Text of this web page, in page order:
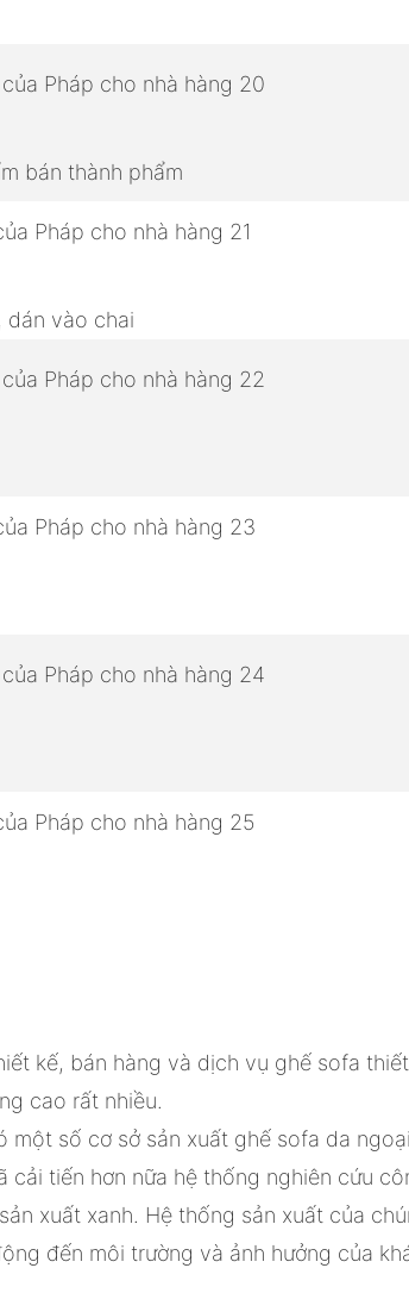
bán thành phẩm
dán vào chai
kế, bán hàng và dịch vụ ghế sofa
cao rất nhiều.
số cơ sở sản xuất ghế sofa da
cải tiến hơn nữa hệ thống nghiên cứu
xuất xanh. Hệ thống sản xuất của
đến môi trường và ảnh hưởng của